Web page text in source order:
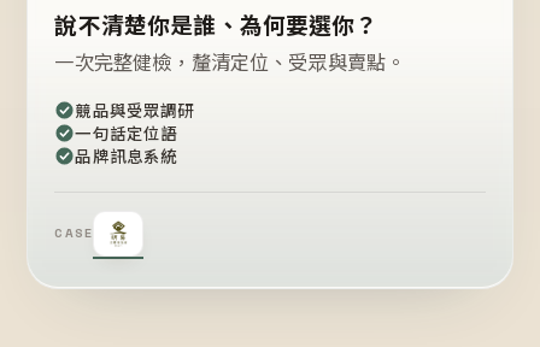
說不清楚你是誰、為何要選你？
一次完整健檢，釐清定位、受眾與賣點。
競品與受眾調研
一句話定位語
品牌訊息系統
CASE